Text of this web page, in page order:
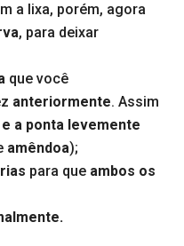
a lixa, porém, agora
, para deixar
que você
anteriormente. Assim
a ponta levemente
amêndoa);
para que ambos os